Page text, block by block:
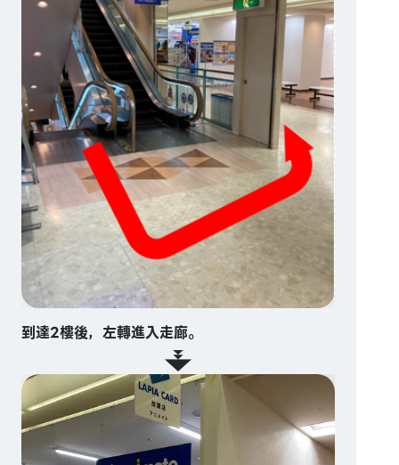
到達2樓後，左轉進入走廊。